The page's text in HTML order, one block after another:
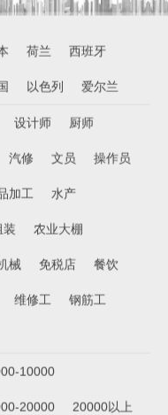
荷兰 西班牙
以色列 爱尔兰
设计师 厨师
汽修 文员 操作员
加工 水产
装 农业大棚
械 免税店 餐饮
维修工 钢筋工
10000
20000 20000以上